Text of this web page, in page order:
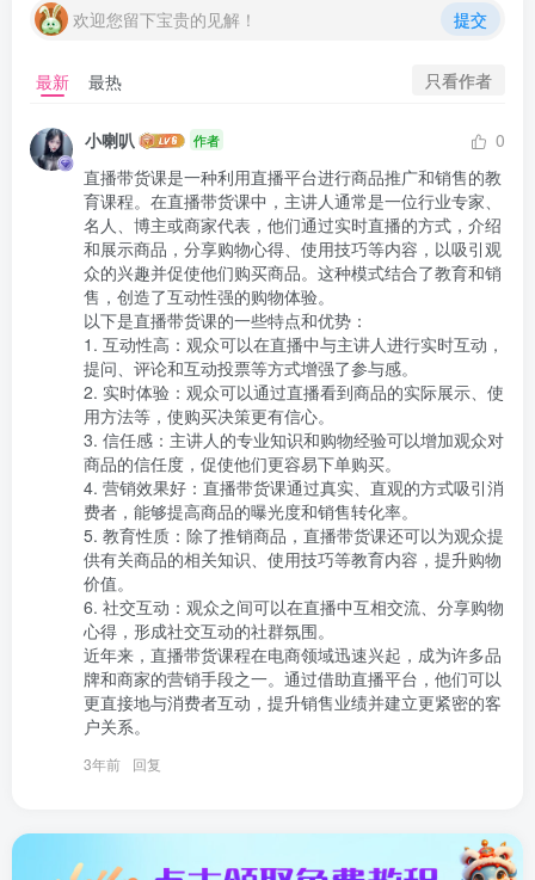
欢迎您留下宝贵的见解！ 提交
最新 最热 只看作者
小喇叭 作者
0
直播带货课是一种利用直播平台进行商品推广和销售的教
育课程。在直播带货课中，主讲人通常是一位行业专家、
名人、博主或商家代表，他们通过实时直播的方式，介绍
和展示商品，分享购物心得、使用技巧等内容，以吸引观
众的兴趣并促使他们购买商品。这种模式结合了教育和销
售，创造了互动性强的购物体验。
以下是直播带货课的一些特点和优势：
1. 互动性高：观众可以在直播中与主讲人进行实时互动，
提问、评论和互动投票等方式增强了参与感。
2. 实时体验：观众可以通过直播看到商品的实际展示、使
用方法等，使购买决策更有信心。
3. 信任感：主讲人的专业知识和购物经验可以增加观众对
商品的信任度，促使他们更容易下单购买。
4. 营销效果好：直播带货课通过真实、直观的方式吸引消
费者，能够提高商品的曝光度和销售转化率。
5. 教育性质：除了推销商品，直播带货课还可以为观众提
供有关商品的相关知识、使用技巧等教育内容，提升购物
价值。
6. 社交互动：观众之间可以在直播中互相交流、分享购物
心得，形成社交互动的社群氛围。
近年来，直播带货课程在电商领域迅速兴起，成为许多品
牌和商家的营销手段之一。通过借助直播平台，他们可以
更直接地与消费者互动，提升销售业绩并建立更紧密的客
户关系。
3年前 回复